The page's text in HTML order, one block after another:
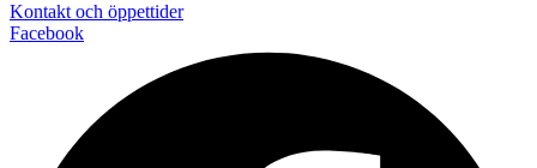
Kontakt och öppettider
Facebook